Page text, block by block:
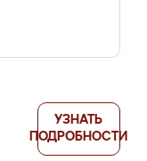
УЗНАТЬ
ПОДРОБНОСТИ